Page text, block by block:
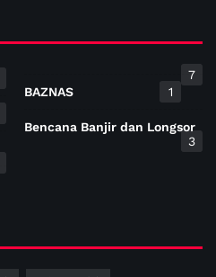
7
BAZNAS
1
Bencana Banjir dan Longsor
3